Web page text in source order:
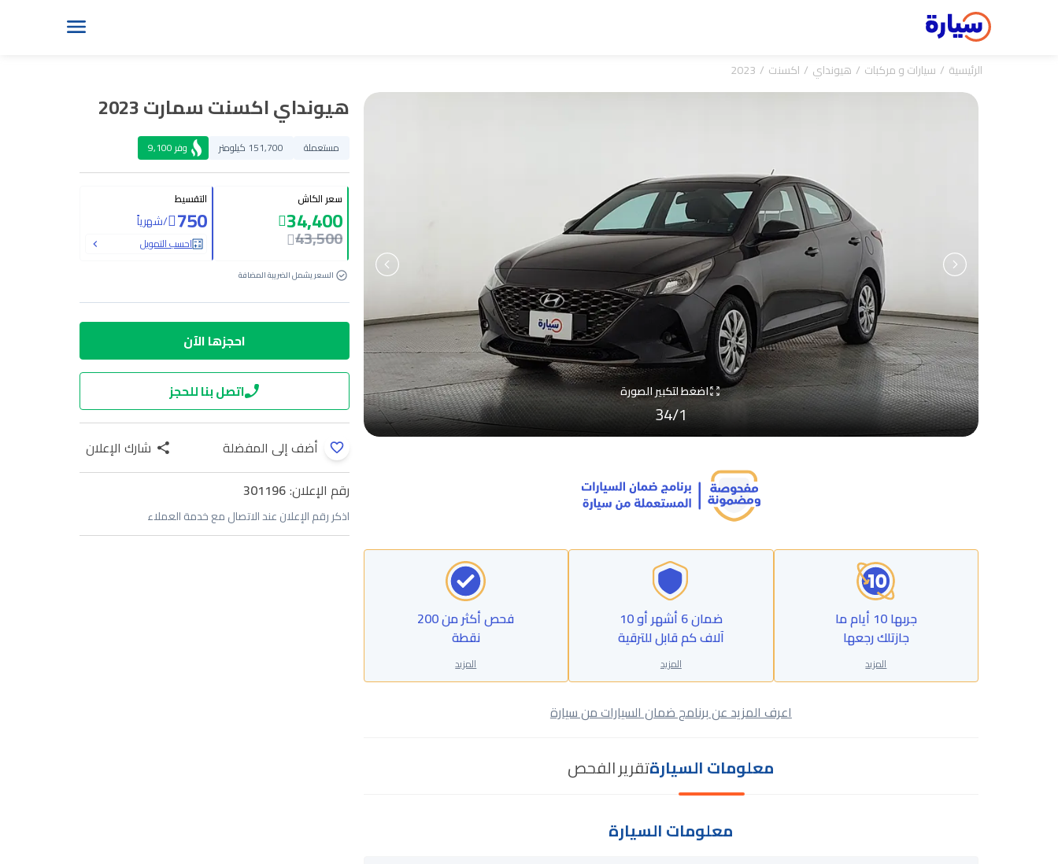
الرئيسية سيارات و مركبات هيونداي اكسنت 2023
اضغط لتكبير الصورة
1
/
34
جربها 10 أيام ما
جازتلك رجعها
المزيد
ضمان 6 أشهر أو 10
آلاف كم قابل للترقية
المزيد
فحص أكثر من 200
نقطة
المزيد
اعرف المزيد عن برنامج ضمان السيارات من سيارة
معلومات السيارةتقرير الفحص
معلومات السيارة
هيونداي اكسنت سمارت 2023
مستعملة 151,700 كيلومتر وفر9,100
سعر الكاش
34,400
43,500
التقسيط
750
/شهرياً
احسب التمويل
السعر يشمل الضريبة المضافة
احجزها الآن
اتصل بنا للحجز
أضف إلى المفضلة
شارك الإعلان
رقم الإعلان:301196
اذكر رقم الإعلان عند الاتصال مع خدمة العملاء